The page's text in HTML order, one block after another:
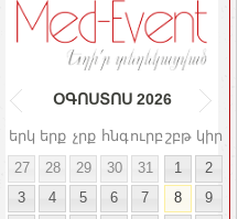
ՕԳՈՍՏՈՍ 2026
երկ երք չրք հնգուրբ շբթ կիր
27
28 29 30 31 1
2
3
4 5 6 7 8
9